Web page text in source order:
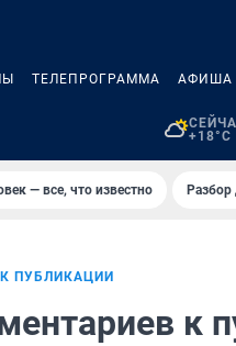
ТЕЛЕПРОГРАММА АФИША
+18°C
— все, что известно Разбор
ПУБЛИКАЦИИ
к